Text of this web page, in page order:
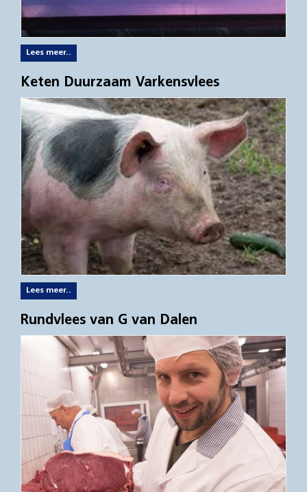
Lees meer..
Keten Duurzaam Varkensvlees
Lees meer..
Rundvlees van G van Dalen